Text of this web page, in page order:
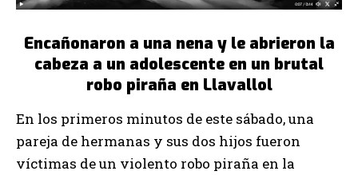
Encañonaron a una nena y le abrieron la
cabeza a un adolescente en un brutal
robo piraña en Llavallol
En los primeros minutos de este sábado, una
pareja de hermanas y sus dos hijos fueron
víctimas de un violento robo piraña en la